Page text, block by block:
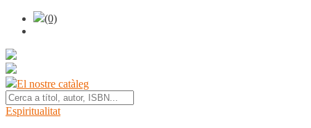
(0)
El nostre catàleg
Espiritualitat